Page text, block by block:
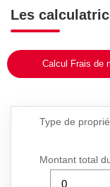
Les
Calcul Frais de